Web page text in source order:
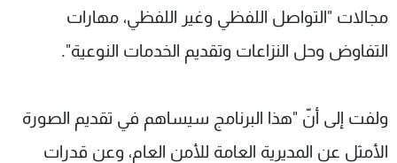
مجالات "التواصل اللفظي وغير اللفظي، مهارات
التفاوض وحل النزاعات وتقديم الخدمات النوعية".
ولفت إلى أنّ "هذا البرنامج سيساهم في تقديم الصورة
الأمثل عن المديرية العامة للأمن العام، وعن قدرات